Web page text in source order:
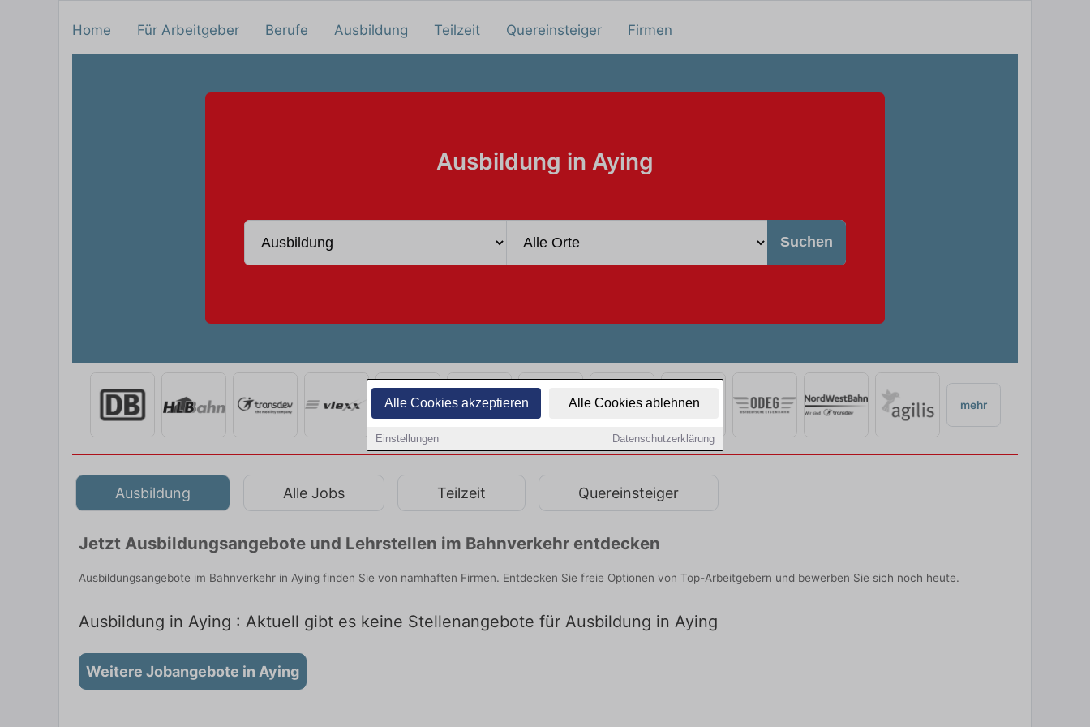
Alle Cookies akzeptieren Alle Cookies ablehnen
Einstellungen Datenschutzerklärung
Home Für Arbeitgeber Berufe Ausbildung Teilzeit Quereinsteiger Firmen
Ausbildung in Aying
Suchen
mehr
Ausbildung Alle Jobs Teilzeit Quereinsteiger
Jetzt Ausbildungsangebote und Lehrstellen im Bahnverkehr entdecken
Ausbildungsangebote im Bahnverkehr in Aying finden Sie von namhaften Firmen. Entdecken Sie freie Optionen von Top-Arbeitgebern und bewerben Sie sich noch heute.
Ausbildung in Aying : Aktuell gibt es keine Stellenangebote für Ausbildung in Aying
Weitere Jobangebote in Aying